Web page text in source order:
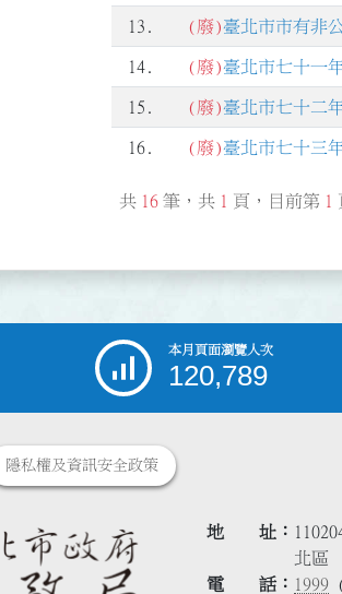
13. (廢)臺北市市有非
14. (廢)臺北市七十一
15. (廢)臺北市七十二
16. (廢)臺北市七十三
共 16 筆，共 1 頁，目前第 1
本月頁面瀏覽人次
120,789
隱私權及資訊安全政策
地 址
北區
電 話
1999